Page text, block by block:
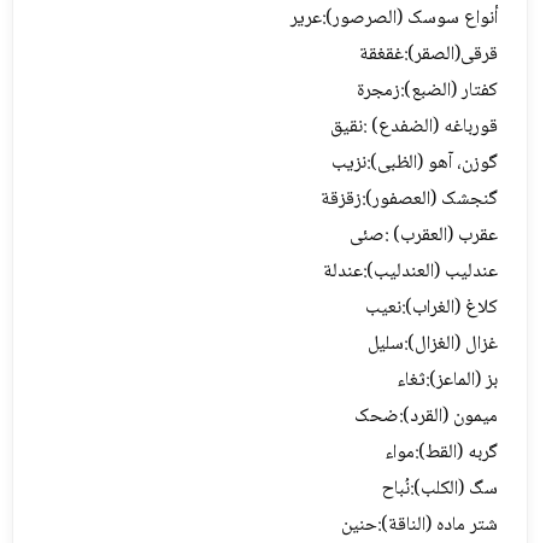
أنواع سوسک (الصرصور):عریر
قرقی(الصقر):غقغقة
کفتار (الضبع):زمجرة
قورباغه (الضفدع) :نقیق
گوزن، آهو (الظبی):نزیب
گنجشک (العصفور):زقزقة
عقرب (العقرب) :صئی
عندلیب (العندلیب):عندلة
کلاغ (الغراب):نعیب
غزال (الغزال):سلیل
بز (الماعز):ثغاء
میمون (القرد):ضحک
گربه (القط):مواء
سگ (الکلب):نُباح
شتر ماده (الناقة):حنین